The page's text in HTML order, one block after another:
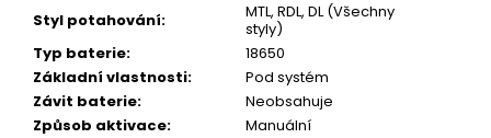
Styl potahování:
MTL, RDL, DL (Všechny
styly)
Typ baterie:
18650
Základní vlastnosti:
Pod systém
Závit baterie:
Neobsahuje
Způsob aktivace:
Manuální